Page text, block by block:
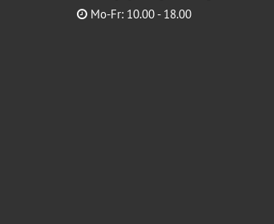
Mo-Fr: 10.00 - 18.00